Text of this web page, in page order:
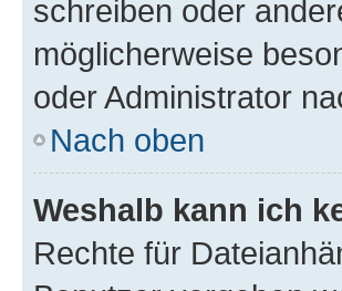
schreiben oder
möglicherweise
oder Administrator
Nach oben
Weshalb kann ich
Rechte für